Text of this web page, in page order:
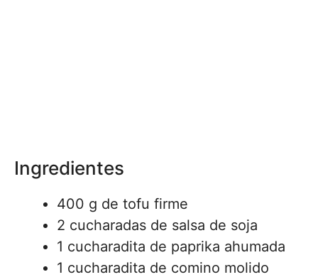
Ingredientes
400 g de tofu firme
2 cucharadas de salsa de soja
1 cucharadita de paprika ahumada
1 cucharadita de comino molido